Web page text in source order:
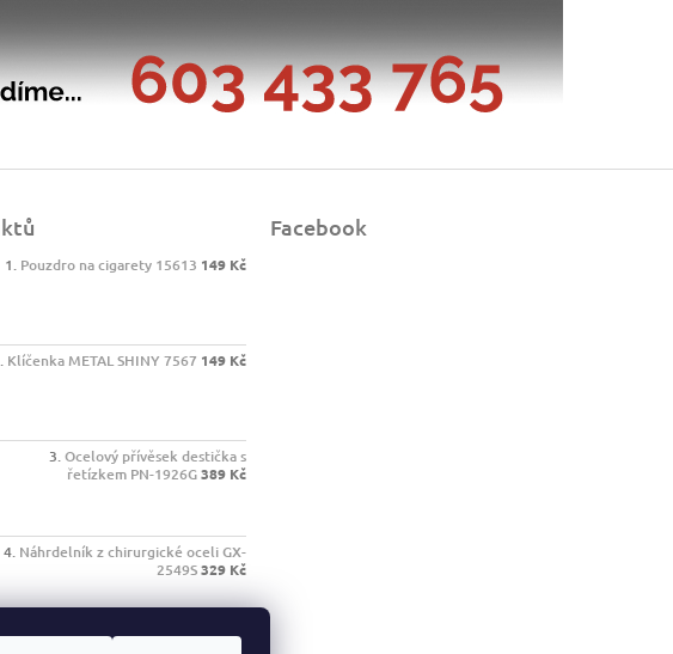
Pouzdro na cigarety 15613 149 Kč
Klíčenka METAL SHINY 7567 149 Kč
Ocelový přívěsek destička s
řetízkem PN-1926G389 Kč
Náhrdelník z chirurgické oceli GX-
2549S329 Kč
Facebook